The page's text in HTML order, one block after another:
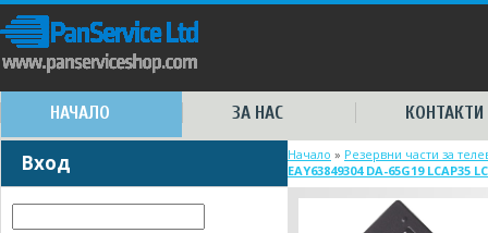
НАЧАЛО ЗА НАС КОНТАКТИ
Вход Начало » Резервни части за
EAY63849304 DA-65G19 LCAP35